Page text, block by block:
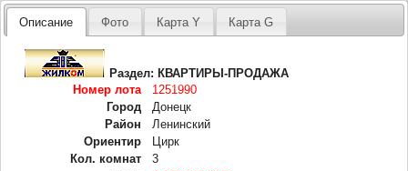
Описание Фото Карта Y Карта G
Раздел:КВАРТИРЫ-ПРОДАЖА
Номер лота
1251990
Город
Донецк
Район
Ленинский
Ориентир
Цирк
Кол. комнат
3